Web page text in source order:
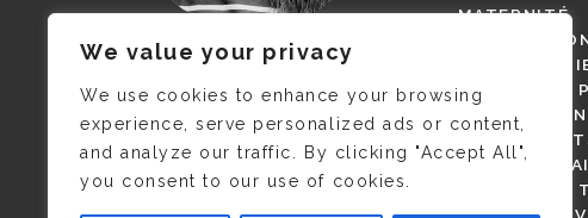
We value your privacy
We use cookies to enhance your browsing
experience, serve personalized ads or content,
and analyze our traffic. By clicking "Accept All",
you consent to our use of cookies.
JE M’APPELLE DELPHINE MAIS
C’EST ©CAMILLE COLLIN QUI A
PRIS CETTE PHOTO !
MATERNITÉ
(BUT
MAGOT !
PARIS
PRESSE
SALONS DE
VIDÉOS